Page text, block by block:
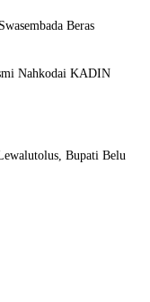
Beras
Nahkodai KADIN
Bupati Belu